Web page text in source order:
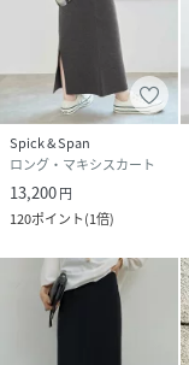
Spick & Span
ロング・マキシスカート
13,200円
120ポイント(1倍)